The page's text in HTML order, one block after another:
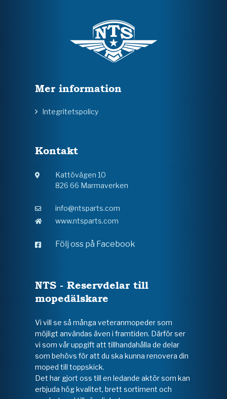
Mer information
Integritetspolicy
Kontakt
Kattövägen 10
826 66 Marmaverken
info@ntsparts.com
www.ntsparts.com
Följ oss på Facebook
NTS - Reservdelar till
mopedälskare
Vi vill se så många veteranmopeder som
möjligt användas även i framtiden. Därför ser
vi som vår uppgift att tillhandahålla de delar
som behövs för att du ska kunna renovera din
moped till toppskick.
Det har gjort oss till en ledande aktör som kan
erbjuda hög kvalitet, brett sortiment och